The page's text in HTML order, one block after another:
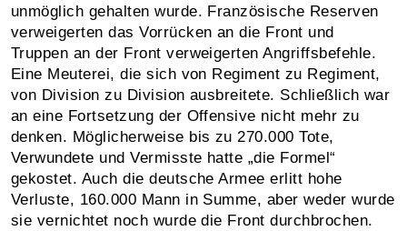
unmöglich gehalten wurde. Französische Reserven
verweigerten das Vorrücken an die Front und
Truppen an der Front verweigerten Angriffsbefehle.
Eine Meuterei, die sich von Regiment zu Regiment,
von Division zu Division ausbreitete. Schließlich war
an eine Fortsetzung der Offensive nicht mehr zu
denken. Möglicherweise bis zu 270.000 Tote,
Verwundete und Vermisste hatte „die Formel“
gekostet. Auch die deutsche Armee erlitt hohe
Verluste, 160.000 Mann in Summe, aber weder wurde
sie vernichtet noch wurde die Front durchbrochen.